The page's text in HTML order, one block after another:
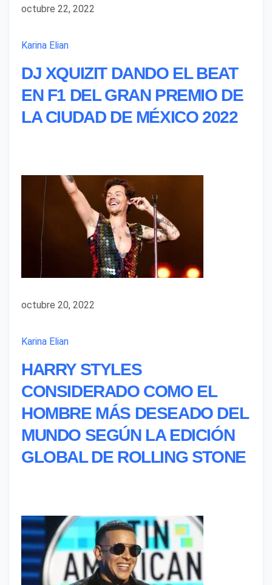
octubre 22, 2022
Karina Elian
DJ XQUIZIT DANDO EL BEAT
EN F1 DEL GRAN PREMIO DE
LA CIUDAD DE MÉXICO 2022
octubre 20, 2022
Karina Elian
HARRY STYLES
CONSIDERADO COMO EL
HOMBRE MÁS DESEADO DEL
MUNDO SEGÚN LA EDICIÓN
GLOBAL DE ROLLING STONE